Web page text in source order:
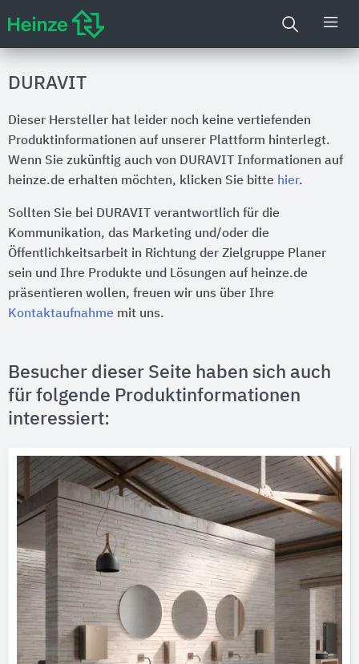
DURAVIT
Dieser Hersteller hat leider noch keine vertiefenden
Produktinformationen auf unserer Plattform hinterlegt.
Wenn Sie zukünftig auch von DURAVIT Informationen auf
heinze.de erhalten möchten, klicken Sie bitte hier.
Sollten Sie bei DURAVIT verantwortlich für die
Kommunikation, das Marketing und/oder die
Öffentlichkeitsarbeit in Richtung der Zielgruppe Planer
sein und Ihre Produkte und Lösungen auf heinze.de
präsentieren wollen, freuen wir uns über Ihre
Kontaktaufnahme mit uns.
Besucher dieser Seite haben sich auch
für folgende Produktinformationen
interessiert: